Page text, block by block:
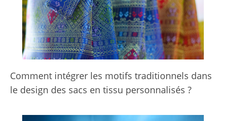
Comment intégrer les motifs traditionnels dans
le design des sacs en tissu personnalisés ?